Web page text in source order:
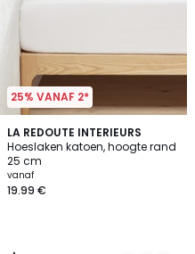
25% VANAF 2*
LA REDOUTE INTERIEURS
Hoeslaken katoen, hoogte rand
25 cm
vanaf
19.99 €
4
/
5
6
Kleuren